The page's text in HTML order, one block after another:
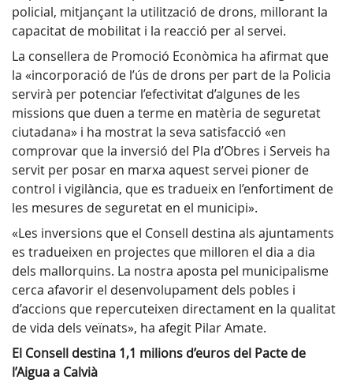
policial, mitjançant la utilització de drons, millorant la
capacitat de mobilitat i la reacció per al servei.
La consellera de Promoció Econòmica ha afirmat que
la «incorporació de l’ús de drons per part de la Policia
servirà per potenciar l’efectivitat d’algunes de les
missions que duen a terme en matèria de seguretat
ciutadana» i ha mostrat la seva satisfacció «en
comprovar que la inversió del Pla d’Obres i Serveis ha
servit per posar en marxa aquest servei pioner de
control i vigilància, que es tradueix en l’enfortiment de
les mesures de seguretat en el municipi».
«Les inversions que el Consell destina als ajuntaments
es tradueixen en projectes que milloren el dia a dia
dels mallorquins. La nostra aposta pel municipalisme
cerca afavorir el desenvolupament dels pobles i
d’accions que repercuteixen directament en la qualitat
de vida dels veïnats», ha afegit Pilar Amate.
El Consell destina 1,1 milions d’euros del Pacte de
l’Aigua a Calvià